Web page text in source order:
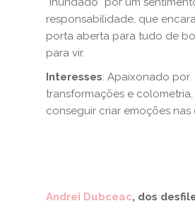
responsabilidade, que
porta aberta para tudo de
para vir.
Interesses: Apaixonado por
transformações e
conseguir criar emoções nas
Andrei Dubceac, dos